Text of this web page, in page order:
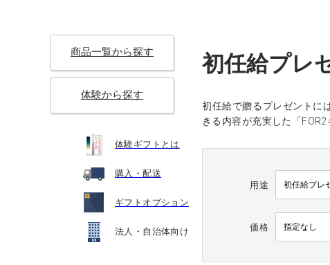
商品一覧から探す
体験から探す
体験ギフトとは
購入・配送
ギフトオプション
法人・自治体向け
初任給プレ
初任給で贈るプレゼントに
きる内容が充実した「FOR2
用途
価格